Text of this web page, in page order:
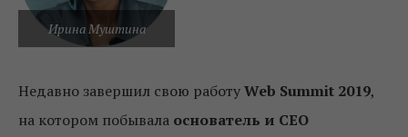
Ирина Муштина
Недавно завершил свою работуWeb Summit 2019,
на котором побывала основатель и CEO